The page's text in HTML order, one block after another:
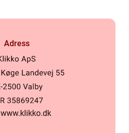
Adress
www.klikko.dk